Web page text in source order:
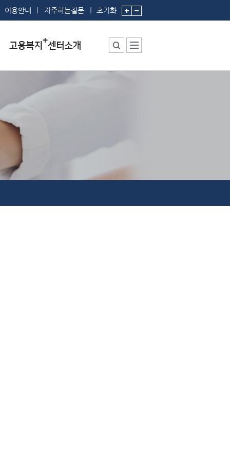
이용안내 자주하는질문 초기화
센터소장 인사말
센터에서 하는 일
부서 및 직원소개
시설안내
찾아오시는 길